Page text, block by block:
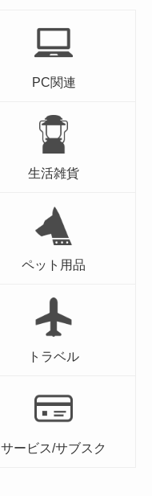
PC関連
生活雑貨
ペット用品
トラベル
サービス/サブスク